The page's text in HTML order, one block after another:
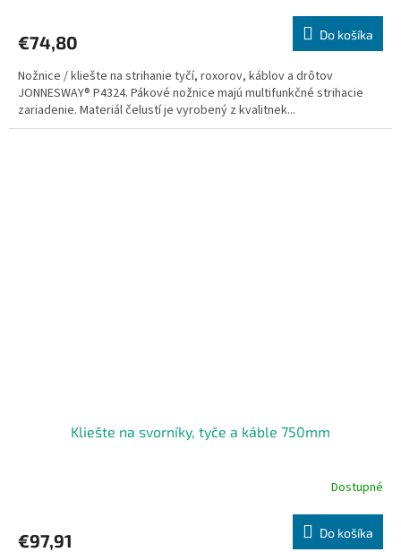
€74,80 Do košíka
Nožnice / kliešte na strihanie tyčí, roxorov, káblov a drôtov
JONNESWAY® P4324. Pákové nožnice majú multifunkčné strihacie
zariadenie. Materiál čelustí je vyrobený z kvalitnek...
Kliešte na svorníky, tyče a káble 750mm
Dostupné
€97,91 Do košíka